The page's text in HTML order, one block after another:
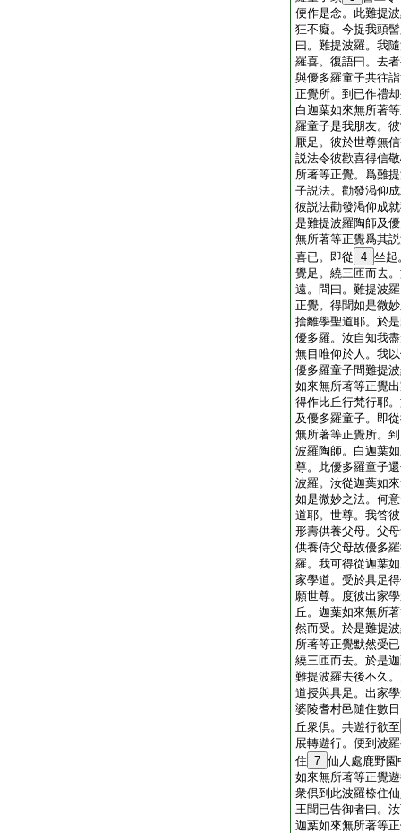
便作是念。此難提
狂不癡。今捉我頭
曰。難提波羅。我
羅喜。復語曰。去
與優多羅童子共往
正覺所。到已作禮
白迦葉如來無所著
羅童子是我朋友。
厭足。彼於世尊無
説法令彼歡喜得信
所著等正覺。爲難
子説法。勸發渇仰
彼説法勸發渇仰成
是難提波羅陶師及
無所著等正覺爲其
喜已。即從 4 坐起
覺足。繞三匝而去
遠。問曰。難提波
正覺。得聞如是微
捨離學聖道耶。於
優多羅。汝自知我
無目唯仰於人。我
優多羅童子問難提
如來無所著等正覺
得作比丘行梵行耶
及優多羅童子。即
無所著等正覺所。
波羅陶師。白迦葉
尊。此優多羅童子
波羅。汝從迦葉如
如是微妙之法。何
道耶。世尊。我答
形壽供養父母。父
供養侍父母故優多
羅。我可得從迦葉
家學道。受於具足
願世尊。度彼出家
丘。迦葉如來無所
然而受。於是難提
所著等正覺默然受
繞三匝而去。於是
難提波羅去後不久
道授與具足。出家
婆陵耆村邑隨住數
丘衆倶。共遊行欲至
展轉遊行。便到波
住 7 仙人處鹿野園
如來無所著等正覺
衆倶到此波羅㮈住
王聞已告御者曰。
迦葉如來無所著等